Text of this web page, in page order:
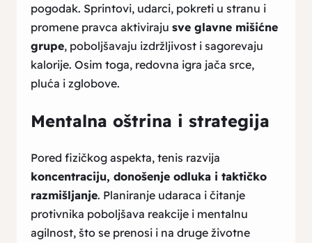
pogodak. Sprintovi, udarci, pokreti u stranu i
promene pravca aktiviraju sve glavne mišićne
grupe, poboljšavaju izdržljivost i sagorevaju
kalorije. Osim toga, redovna igra jača srce,
pluća i zglobove.
Mentalna oštrina i strategija
Pored fizičkog aspekta, tenis razvija
koncentraciju, donošenje odluka i taktičko
razmišljanje. Planiranje udaraca i čitanje
protivnika poboljšava reakcije i mentalnu
agilnost, što se prenosi i na druge životne